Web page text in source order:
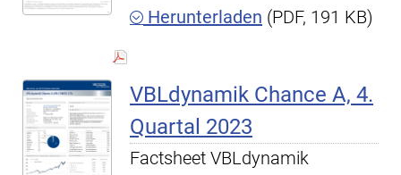
Herunterladen (PDF, 191 KB)
VBLdynamik Chance A, 4.
Quartal 2023
Factsheet VBLdynamik